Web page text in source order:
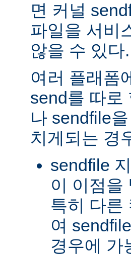
면 커널
파일을 서비
않을 수 있다.
여러 플래폼
send를 따로
나 sendfile
치게되는 경
sendfile
이 이점을
특히 다른
여
경우에 가